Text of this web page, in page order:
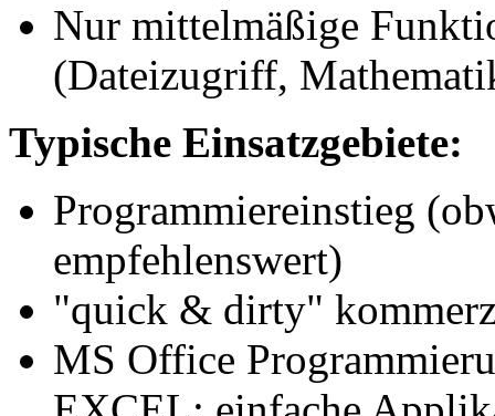
Nur mittelmäßige
(Dateizugriff,
Typische Einsatzgebiete:
Programmiereinstieg
empfehlenswert)
"quick & dirty"
MS Office